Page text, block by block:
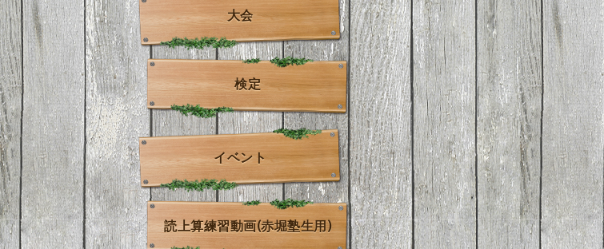
大会
検定
イベント
読上算練習動画(赤堀塾生用)